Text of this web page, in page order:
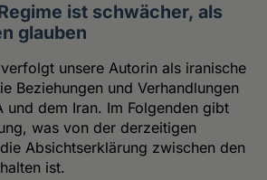
ist schwächer, als
glauben
unsere Autorin als iranische
Beziehungen und Verhandlungen
und dem Iran. Im Folgenden gibt
was von der derzeitigen
Absichtserklärung zwischen den
ist.